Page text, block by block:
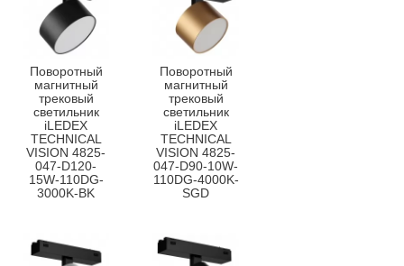
Поворотный
магнитный
трековый
светильник
iLEDEX
TECHNICAL
VISION 4825-
047-D120-
15W-110DG-
3000K-BK
Поворотный
магнитный
трековый
светильник
iLEDEX
TECHNICAL
VISION 4825-
047-D90-10W-
110DG-4000K-
SGD